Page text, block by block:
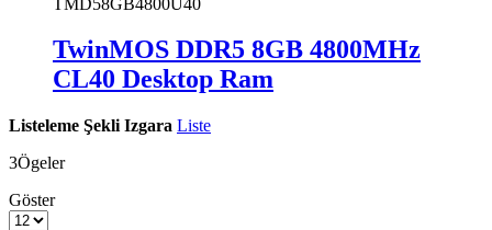
TwinMOS DDR5 8GB 4800MHz
CL40 Desktop Ram
Listeleme Şekli Izgara Liste
3Ögeler
Göster